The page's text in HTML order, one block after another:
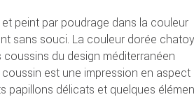
peint par poudrage dans la couleur
sans souci. La couleur dorée
du design méditerranéen
est une impression en aspect
papillons délicats et quelques